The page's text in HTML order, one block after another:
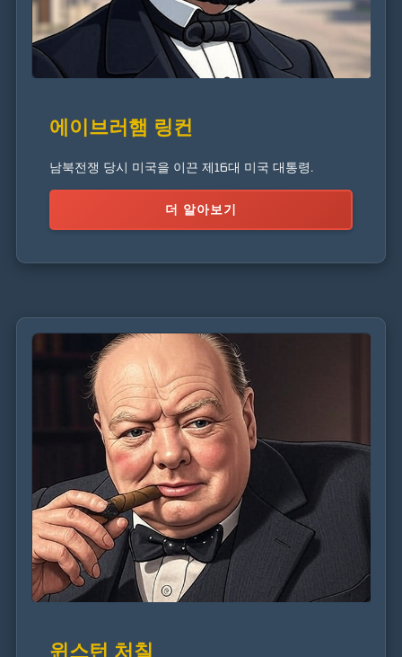
에이브러햄 링컨
남북전쟁 당시 미국을 이끈 제16대 미국 대통령.
더 알아보기
윈스턴 처칠